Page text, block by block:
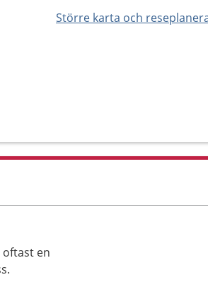
Större karta och
en